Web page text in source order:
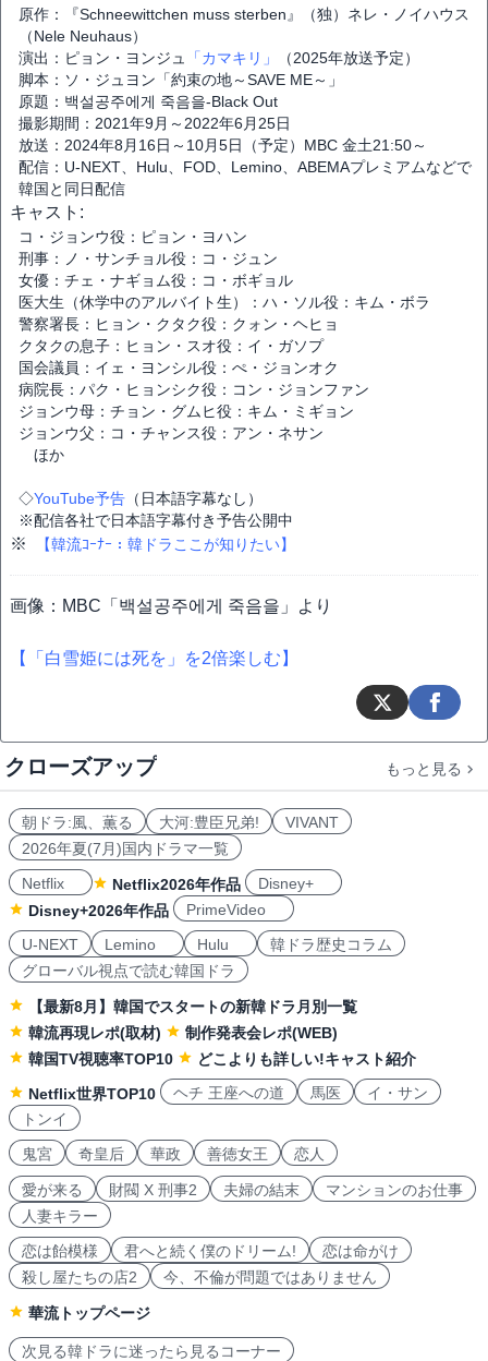
原作：『Schneewittchen muss sterben』（独）ネレ・ノイハウス
（Nele Neuhaus）
演出：ピョン・ヨンジュ
「カマキリ」
（2025年放送予定）
脚本：ソ・ジュヨン「約束の地～SAVE ME～」
原題：백설공주에게 죽음을-Black Out
撮影期間：2021年9月～2022年6月25日
放送：2024年8月16日～10月5日（予定）MBC 金土21:50～
配信：U-NEXT、Hulu、FOD、Lemino、ABEMAプレミアムなどで
韓国と同日配信
キャスト:
コ・ジョンウ役：ピョン・ヨハン
刑事：ノ・サンチョル役：コ・ジュン
女優：チェ・ナギョム役：コ・ボギョル
医大生（休学中のアルバイト生）：ハ・ソル役：キム・ボラ
警察署長：ヒョン・クタク役：クォン・ヘヒョ
クタクの息子：ヒョン・スオ役：イ・ガソプ
国会議員：イェ・ヨンシル役：ぺ・ジョンオク
病院長：パク・ヒョンシク役：コン・ジョンファン
ジョンウ母：チョン・グムヒ役：キム・ミギョン
ジョンウ父：コ・チャンス役：アン・ネサン
ほか
◇YouTube予告 （日本語字幕なし）
※配信各社で日本語字幕付き予告公開中
※ 【韓流ｺｰﾅｰ：韓ドラここが知りたい】
画像：MBC「백설공주에게 죽음을」より
【「白雪姫には死を」を2倍楽しむ】
クローズアップ もっと見る
朝ドラ:風、薫る 大河:豊臣兄弟!
VIVANT
2026年夏(7月)国内ドラマ一覧
Netflix
Netflix2026年作品
Disney+
Disney+2026年作品
PrimeVideo
U-NEXT
Lemino Hulu
韓ドラ歴史コラム
グローバル視点で読む韓国ドラ
【最新8月】韓国でスタートの新韓ドラ月別一覧
韓流再現レポ(取材)
制作発表会レポ(WEB)
韓国TV視聴率TOP10
どこよりも詳しい!キャスト紹介
Netflix世界TOP10
ヘチ 王座への道 馬医
イ・サン
トンイ
鬼宮
奇皇后 華政 善徳女王 恋人
愛が来る 財閥 X 刑事2 夫婦の結末
マンションのお仕事
人妻キラー
恋は飴模様
君へと続く僕のドリーム!
恋は命がけ
殺し屋たちの店2
今、不倫が問題ではありません
華流トップページ
次見る韓ドラに迷ったら見るコーナー